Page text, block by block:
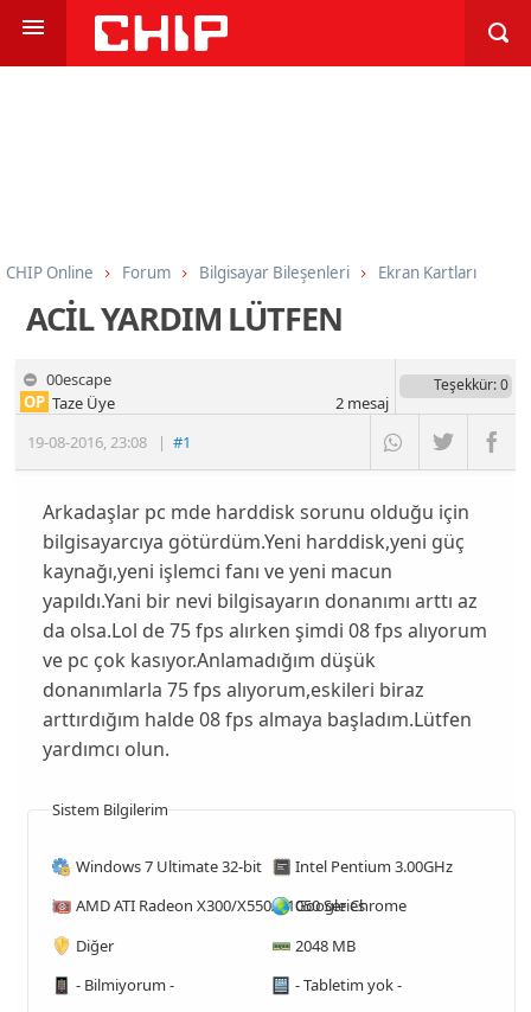
CHIP Online Forum Bilgisayar Bileşenleri Ekran Kartları
ACİL YARDIM LÜTFEN
00escape
19-08-2016,23:08 |#1
OP Taze Üye
Teşekkür: 0
2mesaj
Arkadaşlar pc mde harddisk sorunu olduğu için
bilgisayarcıya götürdüm.Yeni harddisk,yeni güç
kaynağı,yeni işlemci fanı ve yeni macun
yapıldı.Yani bir nevi bilgisayarın donanımı arttı az
da olsa.Lol de 75 fps alırken şimdi 08 fps alıyorum
ve pc çok kasıyor.Anlamadığım düşük
donanımlarla 75 fps alıyorum,eskileri biraz
arttırdığım halde 08 fps almaya başladım.Lütfen
yardımcı olun.
Sistem Bilgilerim
Windows 7 Ultimate 32-bit
Intel Pentium 3.00GHz
AMD ATI Radeon X300/X550/X1050 Series
Google Chrome
Diğer
2048 MB
- Bilmiyorum -
- Tabletim yok -